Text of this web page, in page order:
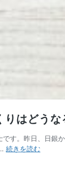
はどう
す。昨日、日銀
続きを読む政